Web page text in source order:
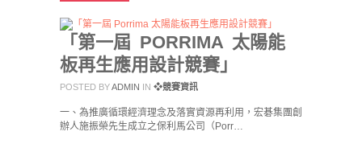
「第一屆 PORRIMA 太陽能
板再生應用設計競賽」
POSTED BYADMIN IN ❖競賽資訊
一、為推廣循環經濟理念及落實資源再利用，宏碁集團創
辦人施振榮先生成立之保利馬公司（Porr…